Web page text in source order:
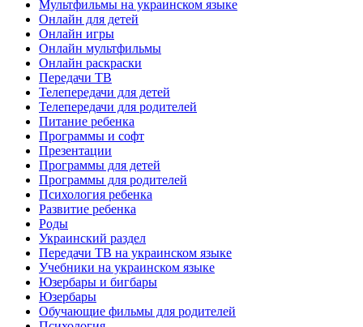
Мультфильмы на украинском языке
Онлайн для детей
Онлайн игры
Онлайн мультфильмы
Онлайн раскраски
Передачи ТВ
Телепередачи для детей
Телепередачи для родителей
Питание ребенка
Программы и софт
Презентации
Программы для детей
Программы для родителей
Психология ребенка
Развитие ребенка
Роды
Украинский раздел
Передачи ТВ на украинском языке
Учебники на украинском языке
Юзербары и бигбары
Юзербары
Обучающие фильмы для родителей